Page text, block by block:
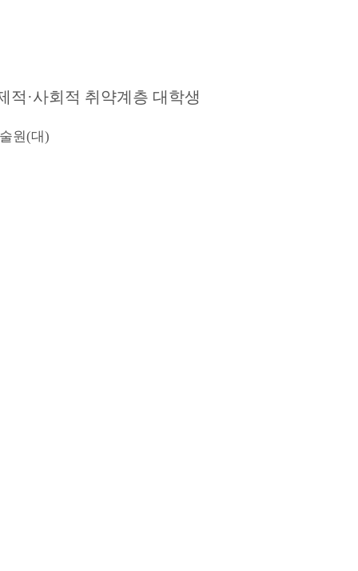
적 ·사회적 취약계층 대학생
원(대)